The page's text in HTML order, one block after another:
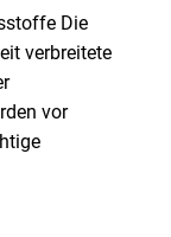
Die
verbreitete
vor